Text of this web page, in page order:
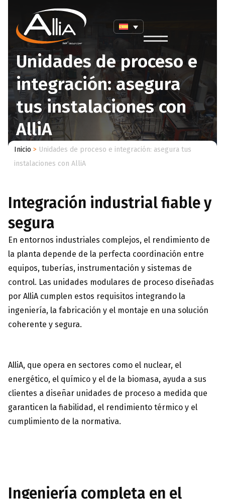
Unidades de proceso e
integración: asegura
tus instalaciones con
AlliA
Inicio > Unidades de proceso e integración: asegura tus
instalaciones con AlliA
Integración industrial fiable y
segura
En entornos industriales complejos, el rendimiento de
la planta depende de la perfecta coordinación entre
equipos, tuberías, instrumentación y sistemas de
control. Las unidades modulares de proceso diseñadas
por AlliA cumplen estos requisitos integrando la
ingeniería, la fabricación y el montaje en una solución
coherente y segura.
AlliA, que opera en sectores como el nuclear, el
energético, el químico y el de la biomasa, ayuda a sus
clientes a diseñar unidades de proceso a medida que
garanticen la fiabilidad, el rendimiento térmico y el
cumplimiento de la normativa.
Ingeniería completa en el